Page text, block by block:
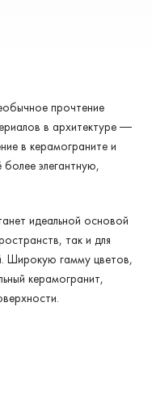
прочтение
в архитектуре —
в керамограните и
элегантную,
идеальной основой
так и для
Широкую гамму цветов,
керамогранит,